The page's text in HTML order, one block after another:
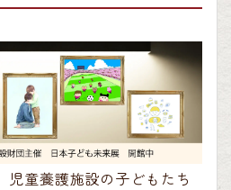
児童養護施設の子どもたち